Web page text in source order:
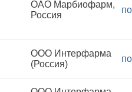
ОАО Марбиофарм,
Россия
ООО Интерфарма
(Россия)